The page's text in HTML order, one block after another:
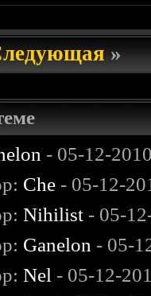
»
- 05-12-
Che - 05-12-
Nihilist - 05-
Ganelon - 05-
Nel - 05-12-